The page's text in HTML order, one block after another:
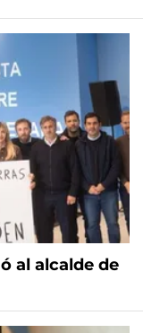
al alcalde de